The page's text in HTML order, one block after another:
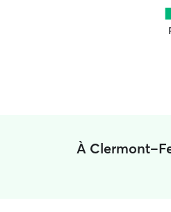
À Clermont-